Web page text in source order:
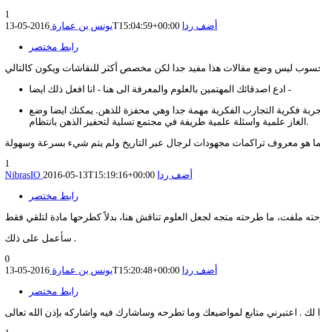
1
يونس بن عمارة2016-05-13T15:04:59+00:00 أضف ردا
رابط مختصر
ادع اصدقائك المهتمين بالعلوم والمعرفة الى هنا - انا افعل ذلك ايضا -
فكرية التجارب الفكرية مهمة جدا وهي محفزة للذهن. يمكنك ايضا وضع
الغاز علمية واسئلة علمية طريفة في مجتمع تسلية لتحفيز الذهن بانتظام.
1
NibrasIO 2016-05-13T15:19:16+00:00 أضف ردا
رابط مختصر
سأعمل على ذلك .
0
يونس بن عمارة2016-05-13T15:20:48+00:00 أضف ردا
رابط مختصر